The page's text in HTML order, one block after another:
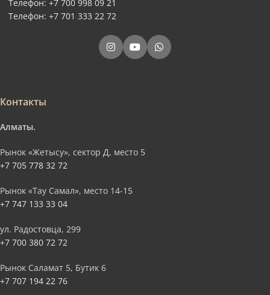
Телефон: +7 700 998 09 21
Телефон: +7 701 333 22 72
Контакты
Алматы.
Рынок «Жетысу», сектор Д, место 5
+7 705 778 32 72
Рынок «Тау Самал», место 14-15
+7 747 133 33 04
ул. Радостовца, 299
+7 700 380 72 72
Рынок Саламат 5, Бутик 6
+7 707 194 22 76